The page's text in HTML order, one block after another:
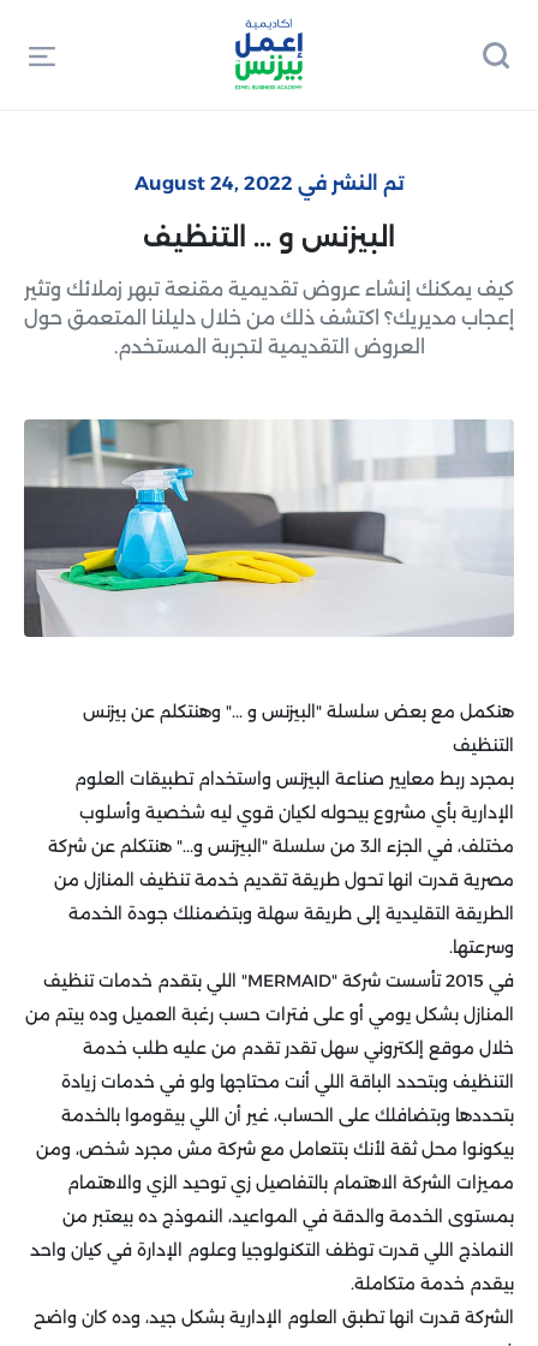
تم النشر في August 24, 2022
البيزنس و ... التنظيف
كيف يمكنك إنشاء عروض تقديمية مقنعة تبهر زملائك وتثير
إعجاب مديريك؟ اكتشف ذلك من خلال دليلنا المتعمق حول
العروض التقديمية لتجربة المستخدم.
هنكمل مع بعض سلسلة "البيزنس و ..." وهنتكلم عن بيزنس
التنظيف
بمجرد ربط معايير صناعة البيزنس واستخدام تطبيقات العلوم
الإدارية بأي مشروع بيحوله لكيان قوي ليه شخصية وأسلوب
مختلف، في الجزء الـ3 من سلسلة "البيزنس و..." هنتكلم عن شركة
مصرية قدرت انها تحول طريقة تقديم خدمة تنظيف المنازل من
الطريقة التقليدية إلى طريقة سهلة وبتضمنلك جودة الخدمة
وسرعتها.
في 2015 تأسست شركة
"MERMAID" اللي بتقدم خدمات تنظيف
المنازل بشكل يومي أو على فترات حسب رغبة العميل وده بيتم من
خلال موقع إلكتروني سهل تقدر تقدم من عليه طلب خدمة
التنظيف وبتحدد الباقة اللي أنت محتاجها ولو في خدمات زيادة
بتحددها وبتضافلك على الحساب، غير أن اللي بيقوموا بالخدمة
بيكونوا محل ثقة لأنك بتتعامل مع شركة مش مجرد شخص، ومن
مميزات الشركة الاهتمام بالتفاصيل زي توحيد الزي والاهتمام
بمستوى الخدمة والدقة في المواعيد، النموذج ده بيعتبر من
النماذج اللي قدرت توظف التكنولوجيا وعلوم الإدارة في كيان واحد
بيقدم خدمة متكاملة.
الشركة قدرت انها تطبق العلوم الإدارية بشكل جيد، وده كان واضح